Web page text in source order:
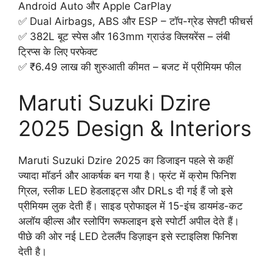
Android Auto और Apple CarPlay
✅ Dual Airbags, ABS और ESP – टॉप-ग्रेड सेफ्टी फीचर्स
✅ 382L बूट स्पेस और 163mm ग्राउंड क्लियरेंस – लंबी
ट्रिप्स के लिए परफेक्ट
✅ ₹6.49 लाख की शुरुआती कीमत – बजट में प्रीमियम फील
Maruti Suzuki Dzire
2025 Design & Interiors
Maruti Suzuki Dzire 2025 का डिजाइन पहले से कहीं
ज्यादा मॉडर्न और आकर्षक बन गया है। फ्रंट में क्रोम फिनिश
ग्रिल, स्लीक LED हेडलाइट्स और DRLs दी गई हैं जो इसे
प्रीमियम लुक देती हैं। साइड प्रोफाइल में 15-इंच डायमंड-कट
अलॉय व्हील्स और स्लोपिंग रूफलाइन इसे स्पोर्टी अपील देते हैं।
पीछे की ओर नई LED टेललैंप डिज़ाइन इसे स्टाइलिश फिनिश
देती है।